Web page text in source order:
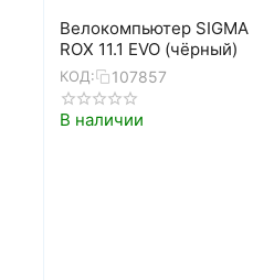
Велокомпьютер SIGMA
ROX 11.1 EVO (чёрный)
КОД: 107857
В наличии